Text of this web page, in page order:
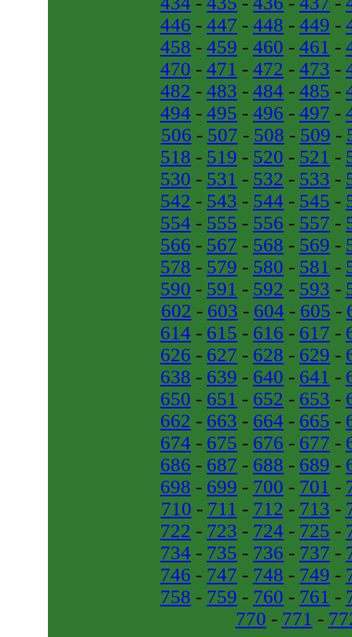
446 - 447 - 448 - 449 -
458 - 459 - 460 - 461 -
470 - 471 - 472 - 473 -
482 - 483 - 484 - 485 -
494 - 495 - 496 - 497 -
506 - 507 - 508 - 509 -
518 - 519 - 520 - 521 -
530 - 531 - 532 - 533 -
542 - 543 - 544 - 545 -
554 - 555 - 556 - 557 -
566 - 567 - 568 - 569 -
578 - 579 - 580 - 581 -
590 - 591 - 592 - 593 -
602 - 603 - 604 - 605 -
614 - 615 - 616 - 617 -
626 - 627 - 628 - 629 -
638 - 639 - 640 - 641 -
650 - 651 - 652 - 653 -
662 - 663 - 664 - 665 -
674 - 675 - 676 - 677 -
686 - 687 - 688 - 689 -
698 - 699 - 700 - 701 -
710 - 711 - 712 - 713 -
722 - 723 - 724 - 725 -
734 - 735 - 736 - 737 -
746 - 747 - 748 - 749 -
758 - 759 - 760 - 761 -
770 - 771 -